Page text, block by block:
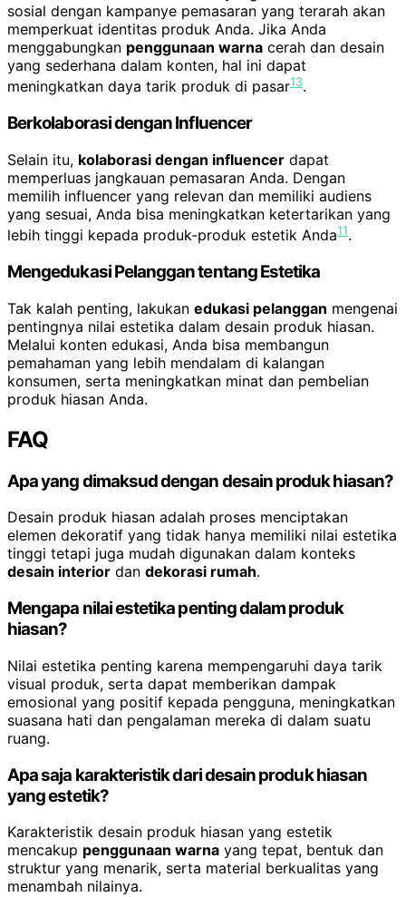
sosial dengan kampanye pemasaran yang terarah akan
memperkuat identitas produk Anda. Jika Anda
menggabungkan penggunaan warna cerah dan desain
yang sederhana dalam konten, hal ini dapat
meningkatkan daya tarik produk di pasar13.
Berkolaborasi dengan Influencer
Selain itu, kolaborasi dengan influencer dapat
memperluas jangkauan pemasaran Anda. Dengan
memilih influencer yang relevan dan memiliki audiens
yang sesuai, Anda bisa meningkatkan ketertarikan yang
lebih tinggi kepada produk-produk estetik Anda11.
Mengedukasi Pelanggan tentang Estetika
Tak kalah penting, lakukan edukasi pelanggan mengenai
pentingnya nilai estetika dalam desain produk hiasan.
Melalui konten edukasi, Anda bisa membangun
pemahaman yang lebih mendalam di kalangan
konsumen, serta meningkatkan minat dan pembelian
produk hiasan Anda.
FAQ
Apa yang dimaksud dengan desain produk hiasan?
Desain produk hiasan adalah proses menciptakan
elemen dekoratif yang tidak hanya memiliki nilai estetika
tinggi tetapi juga mudah digunakan dalam konteks
desain interior dan dekorasi rumah.
Mengapa nilai estetika penting dalam produk
hiasan?
Nilai estetika penting karena mempengaruhi daya tarik
visual produk, serta dapat memberikan dampak
emosional yang positif kepada pengguna, meningkatkan
suasana hati dan pengalaman mereka di dalam suatu
ruang.
Apa saja karakteristik dari desain produk hiasan
yang estetik?
Karakteristik desain produk hiasan yang estetik
mencakup penggunaan warna yang tepat, bentuk dan
struktur yang menarik, serta material berkualitas yang
menambah nilainya.